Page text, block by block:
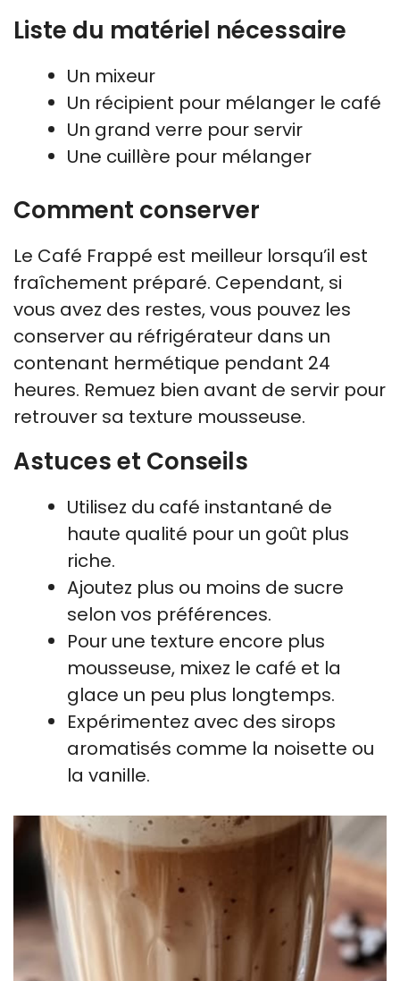
Liste du matériel nécessaire
Un mixeur
Un récipient pour mélanger le café
Un grand verre pour servir
Une cuillère pour mélanger
Comment conserver
Le Café Frappé est meilleur lorsqu’il est
fraîchement préparé. Cependant, si
vous avez des restes, vous pouvez les
conserver au réfrigérateur dans un
contenant hermétique pendant 24
heures. Remuez bien avant de servir pour
retrouver sa texture mousseuse.
Astuces et Conseils
Utilisez du café instantané de
haute qualité pour un goût plus
riche.
Ajoutez plus ou moins de sucre
selon vos préférences.
Pour une texture encore plus
mousseuse, mixez le café et la
glace un peu plus longtemps.
Expérimentez avec des sirops
aromatisés comme la noisette ou
la vanille.